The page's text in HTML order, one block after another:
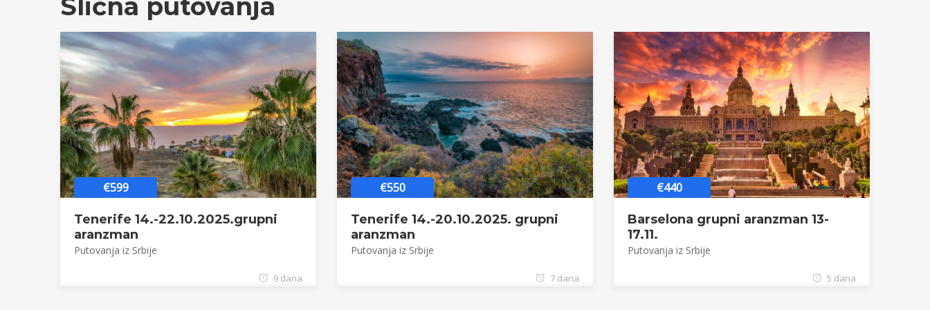
Slična putovanja
€599
Tenerife 14.-22.10.2025.grupni
aranzman
Putovanja iz Srbije
9 dana
€550
Tenerife 14.-20.10.2025. grupni
aranzman
Putovanja iz Srbije
7 dana
€440
Barselona grupni aranzman 13-
17.11.
Putovanja iz Srbije
5 dana